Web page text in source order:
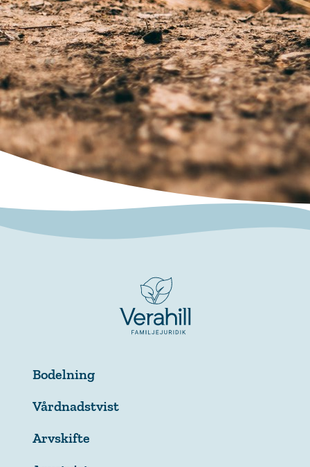
Bodelning
Vårdnadstvist
Arvskifte